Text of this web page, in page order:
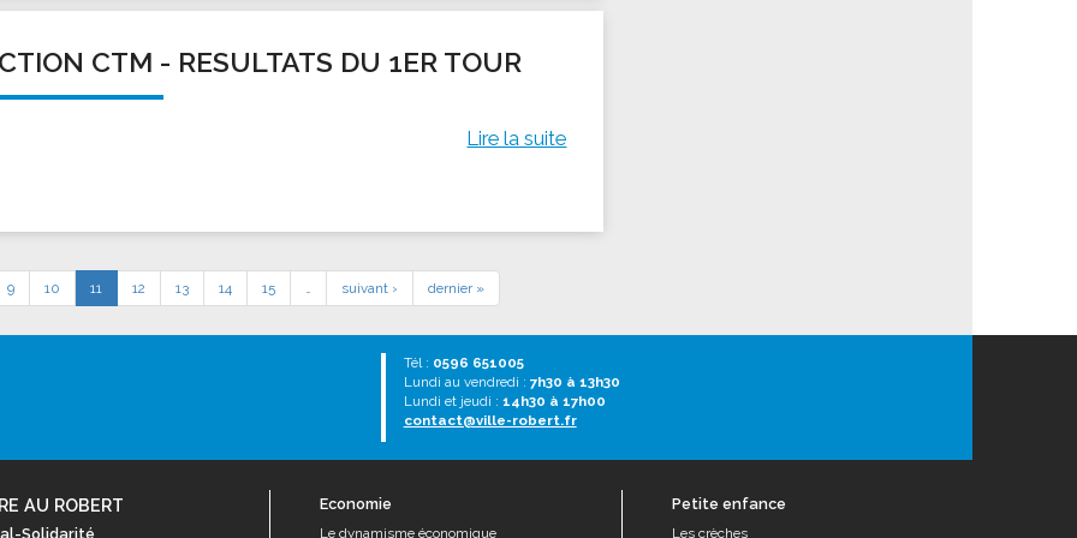
CTM - RESULTATS DU 1ER TOUR
Lire la suite
9 10 11 12 13 14 15 … suivant › dernier »
Tél : 0596 651005
Lundi au vendredi : 7h30 à 13h30
Lundi et jeudi : 14h30 à 17h00
contact@ville-robert.fr
AU ROBERT
Solidarité
Economie
Le dynamisme économique
Petite enfance
Les crèches